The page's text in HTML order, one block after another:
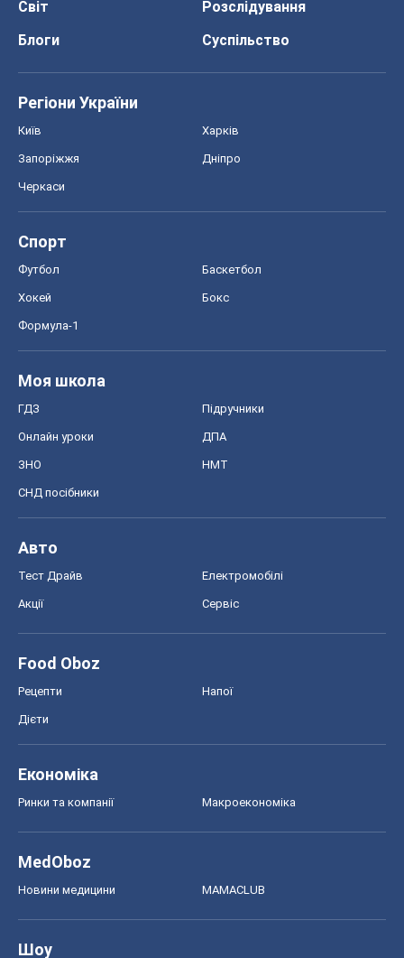
Світ
Розслідування
Блоги
Суспільство
Регіони України
Київ Харків
Запоріжжя Дніпро
Черкаси
Спорт
Футбол Баскетбол
Хокей Бокс
Формула-1
Моя школа
ГДЗ Підручники
Онлайн уроки ДПА
ЗНО НМТ
СНД посібники
Авто
Тест Драйв Електромобілі
Акції Сервіс
Food Oboz
Рецепти Напої
Дієти
Економіка
Ринки та компанії Макроекономіка
MedOboz
Новини медицини MAMACLUB
Шоу